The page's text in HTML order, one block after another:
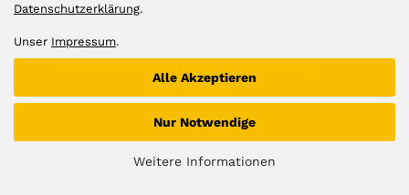
Datenschutzerklärung.
Unser Impressum.
Alle Akzeptieren
Nur Notwendige
Weitere Informationen
Versandkosten